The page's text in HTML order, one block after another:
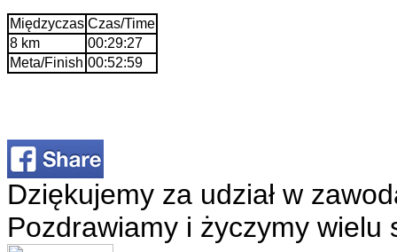
Międzyczas Czas/Time
8 km
00:29:27
Meta/Finish 00:52:59
Dziękujemy za udział w
Pozdrawiamy i życzymy wielu